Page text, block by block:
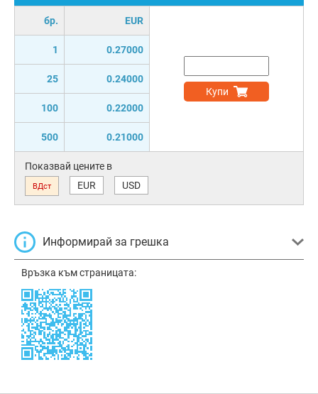
бр. EUR
1 0.27000
25 0.24000
100 0.22000
500 0.21000
Купи
Показвай цените в
ВДст EUR USD
Информирай за грешка
Връзка към страницата: